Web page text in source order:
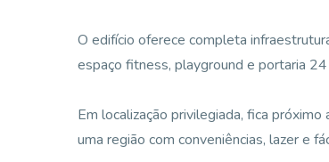
O edifício oferece completa
espaço fitness, playground e portaria
Em localização privilegiada, fica
uma região com conveniências, lazer e